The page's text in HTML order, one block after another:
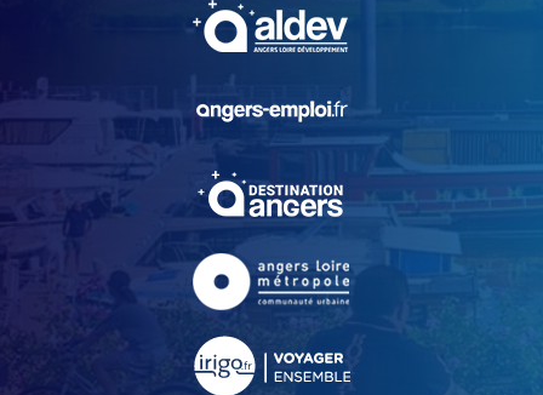
, Ouvre une nouvelle
, Ouvre une nouvelle